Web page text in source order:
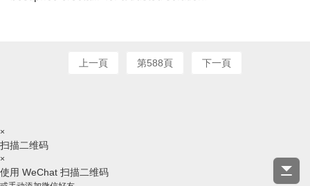
上一頁 第588頁 下一頁
×
扫描二维码
×
使用 WeChat 扫描二维码